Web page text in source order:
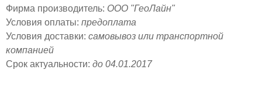
Фирма производитель: ООО "ГеоЛайн"
Условия оплаты: предоплата
Условия доставки: самовывоз или транспортной
компанией
Срок актуальности: до 04.01.2017